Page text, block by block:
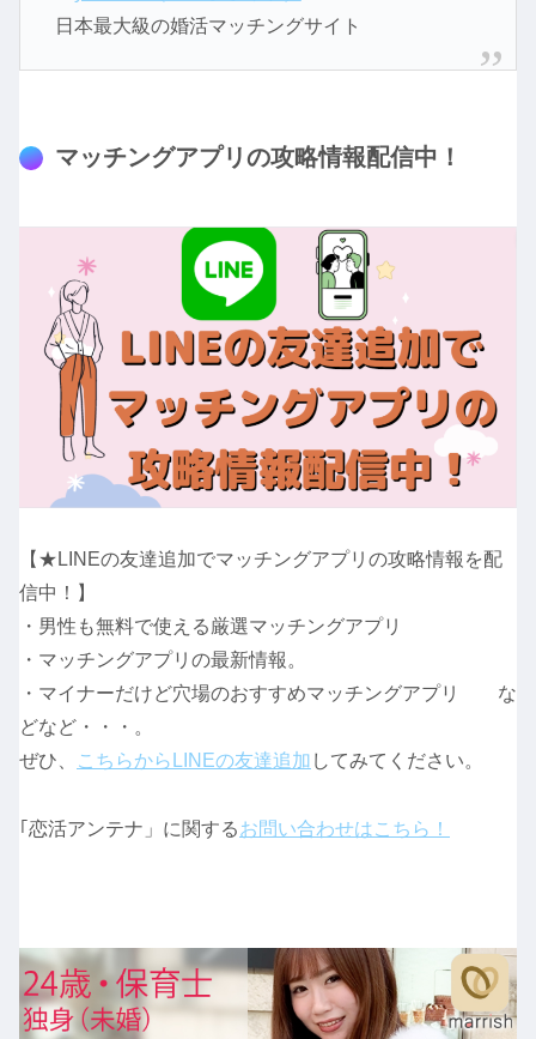
日本最大級の婚活マッチングサイト
マッチングアプリの攻略情報配信中！
【★LINEの友達追加でマッチングアプリの攻略情報を配
信中！】
・男性も無料で使える厳選マッチングアプリ
・マッチングアプリの最新情報。
・マイナーだけど穴場のおすすめマッチングアプリ な
どなど・・・。
ぜひ、
こちらからLINEの友達追加 してみてください。
｢恋活アンテナ」に関するお問い合わせはこちら！